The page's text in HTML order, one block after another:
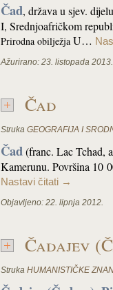
Čad, država u sjev.
I, Srednjoafričkom
Prirodna obilježja U…
Ažurirano: 23. listopada 2013.
Čad
Struka GEOGRAFIJA I
Čad(franc. Lac Tchad,
Kamerunu. Površina 10
Nastavi čitati →
Objavljeno: 22. lipnja 2012.
Čadajev
Struka HUMANISTIČKE